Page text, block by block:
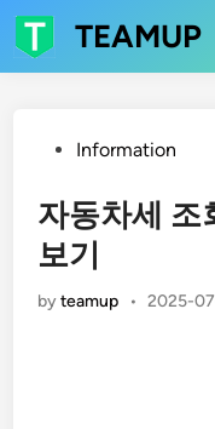
Skip
to
content
TEAMUP
PostedInformation
자동차세 조
보기
byteamup • 2025-